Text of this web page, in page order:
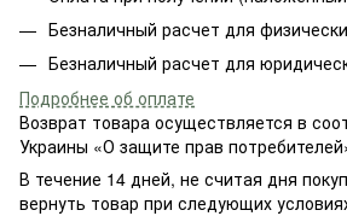
Безналичный расчет для
Безналичный расчет для
Подробнее об оплате
Возврат товара осуществляется в
Украины «О защите прав
В течение 14 дней, не считая дня
вернуть товар при следующих